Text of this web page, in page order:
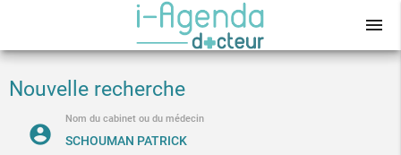
menu
Nouvelle recherche
account_circle
Nom du cabinet ou du médecin